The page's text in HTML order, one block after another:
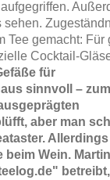
sehen.
Tee gemacht: Für
Cocktail-
für
sinnvoll –
aber man
Wein. Martin